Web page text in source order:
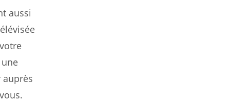
aussi
auprès